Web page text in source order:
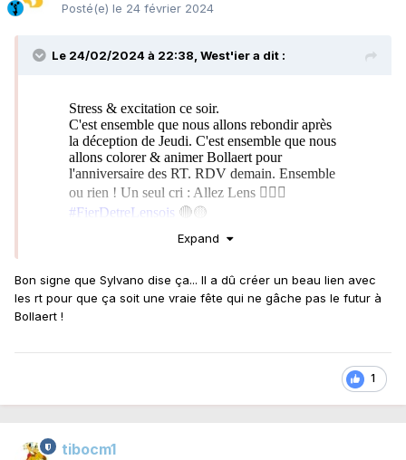
Posté(e) le 24 février 2024
Le 24/02/2024 à 22:38, West'iera dit :
Expand
Bon signe que Sylvano dise ça... Il a dû créer un beau lien avec
les rt pour que ça soit une vraie fête qui ne gâche pas le futur à
Bollaert !
1
tibocm1